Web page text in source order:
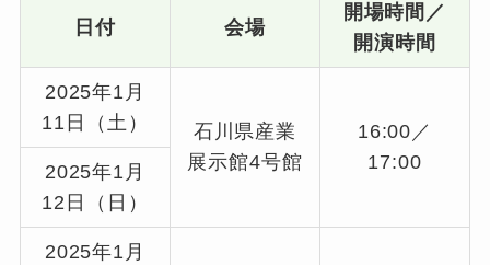
日付 会場
開場時間／
開演時間
2025年1月
11日（土）
石川県産業
展示館4号館
16:00／
17:00
2025年1月
12日（日）
2025年1月